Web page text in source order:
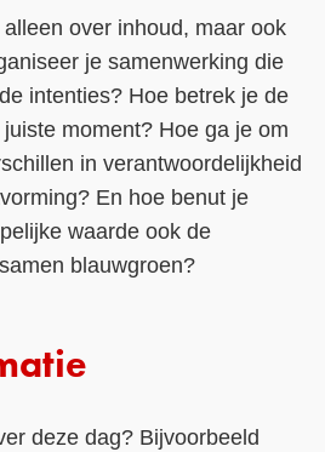
over inhoud, maar ook
je samenwerking die
intenties? Hoe betrek je de
moment? Hoe ga je om
in verantwoordelijkheid
En hoe benut je
waarde ook de
blauwgroen?
deze dag? Bijvoorbeeld